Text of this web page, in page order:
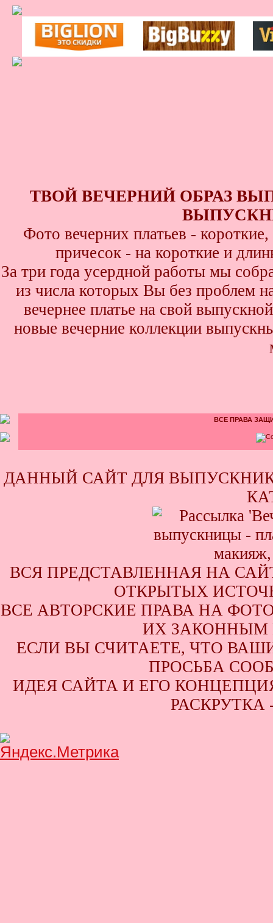
ТВОЙ ВЕЧЕРНИЙ ОБРАЗ
Фото вечерних платьев -
причесок - на короткие и
За три года усердной работы мы
из числа которых Вы без проблем
вечернее платье на свой
новые вечерние коллекции
ВСЕ ПРАВА
ДАННЫЙ САЙТ ДЛЯ
ВСЯ ПРЕДСТАВЛЕННАЯ НА
ОТКРЫТЫХ
ВСЕ АВТОРСКИЕ ПРАВА НА
ИХ ЗАКОННЫМ
ЕСЛИ ВЫ СЧИТАЕТЕ, ЧТО
ПРОСЬБА
ИДЕЯ САЙТА И ЕГО КОНЦЕПЦИЯ
РАСКРУТКА -